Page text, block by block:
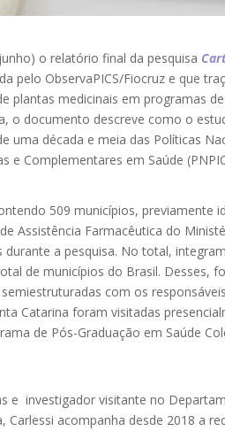
o relatório final da pesquisa
pelo ObservaPICS/Fiocruz e que
plantas medicinais em programas
o documento descreve como o
uma década e meia das Políticas
e Complementares em Saúde
509 municípios, previamente
Assistência Farmacêutica do
a pesquisa. No total,
de municípios do Brasil. Desses,
com os
Catarina foram visitadas
de Pós-Graduação em Saúde
e investigador visitante no
Carlessi acompanha desde 2018 a